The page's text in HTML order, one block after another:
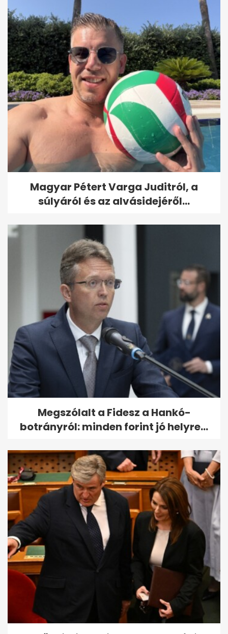
Magyar Pétert Varga Juditról, a
súlyáról és az alvásidejéről...
Megszólalt a Fidesz a Hankó-
botrányról: minden forint jó helyre...